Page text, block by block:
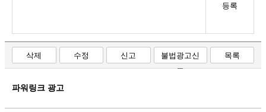
등록
삭제 수정 신고
불법광고신
고
목록
파워링크 광고